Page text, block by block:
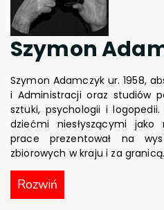
Szymon
Szymon Adamczyk ur. 1958,
i Administracji oraz studiów
sztuki, psychologii i
dziećmi niesłyszącymi jako
prace prezentował na
zbiorowych w kraju i za granicą.
Rozwiń